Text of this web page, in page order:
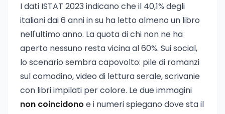
I dati ISTAT 2023 indicano che il 40,1% degli
italiani dai 6 anni in su ha letto almeno un libro
nell'ultimo anno. La quota di chi non ne ha
aperto nessuno resta vicina al 60%. Sui social,
lo scenario sembra capovolto: pile di romanzi
sul comodino, video di lettura serale, scrivanie
con libri impilati per colore. Le due immagini
non coincidono e i numeri spiegano dove sta il